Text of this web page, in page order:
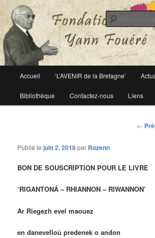
Fondation Yann Fouéré
Le site officiel de la fondation Yann Fouéré
principal
Aller
au
Accueil ‘L’AVENIR de la Bretagne’
Bibliothèque Contactez-nous Liens
←
Publié lejuin 2, 2018par Rozenn
BON DE SOUSCRIPTION POUR LE LIVRE
‘RIGANTONÁ – RHIANNON – RIWANNON’
Ar Riegezh evel maouez
en danevelloù predenek o andon